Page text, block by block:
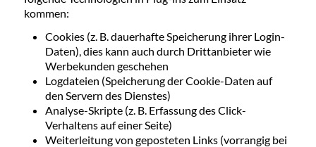
kommen:
Cookies (z. B. dauerhafte Speicherung ihrer Login-
Daten), dies kann auch durch Drittanbieter wie
Werbekunden geschehen
Logdateien (Speicherung der Cookie-Daten auf
den Servern des Dienstes)
Analyse-Skripte (z. B. Erfassung des Click-
Verhaltens auf einer Seite)
Weiterleitung von geposteten Links (vorrangig bei